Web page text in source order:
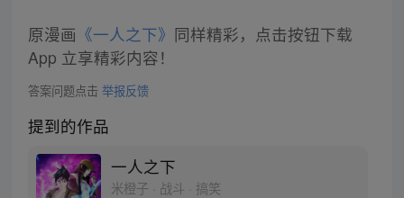
原漫画 《一人之下》 同样精彩，点击按钮下载
App 立享精彩内容！
答案问题点击 举报反馈
提到的作品
一人之下
米橙子 · 战斗 · 搞笑